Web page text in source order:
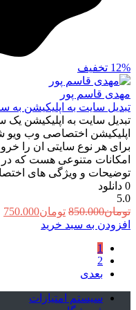
12% تخفیف
مهدی قاسم پور
تبدیل سایت به اپلیکیشن
تبدیل سایت به اپلیکیشن
اپلیکیشن اختصاصی وب ویو
برای هر نوع سایتی ان را
امکانات متنوعی هست که در
توضیحات و ویژگی های
0 دانلود
5.0
تومان850.000 قیمت
اصلی:
تومان750.000
افزودن به سبد خرید
1
2
بعدی
سیستم امتیازات